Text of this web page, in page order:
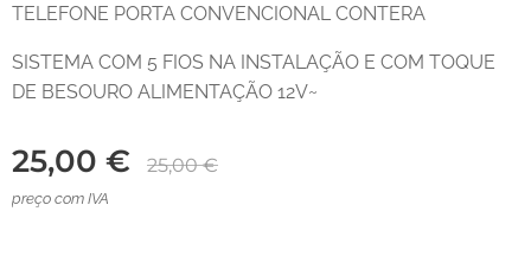
TELEFONE PORTA CONVENCIONAL CONTERA
SISTEMA COM 5 FIOS NA INSTALAÇÃO E COM TOQUE
DE BESOURO ALIMENTAÇÃO 12V~
25,00 € 25,00€
preço com IVA